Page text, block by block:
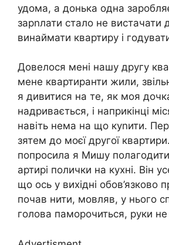
удома, а донька одна
зарnлати стало не вистачати
винаймати квартиру і
Довелося мені нашу другу
мене квартиранти жили,
я дивитися на те, як моя
надривається, і наприкінці
навіть нема на що куnити.
зятем до моєї другої
попросила я Мишу
артирі полички на кухні. Він
що ось у вихідні обов’язково
почав нити, мовляв, у нього
голова паморочиться, руки не